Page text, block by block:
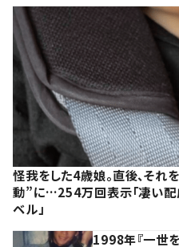
怪我をした4歳娘。直後、そ
動”に…254万回表示「凄い配
ベル」
1998年『一世